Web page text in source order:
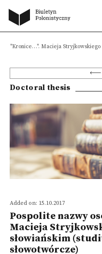
w "Kronice…". Macieja
Doctoral thesis
Added on: 15.10.2017
Pospolite nazwy
Macieja
słowiańskim
słowotwórcze)